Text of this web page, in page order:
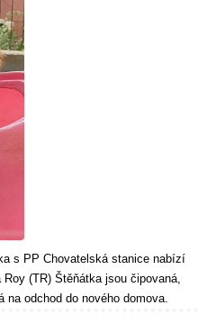
s PP Chovatelská stanice nabízí
(TR) Štěňátka jsou čipovaná,
na odchod do nového domova.